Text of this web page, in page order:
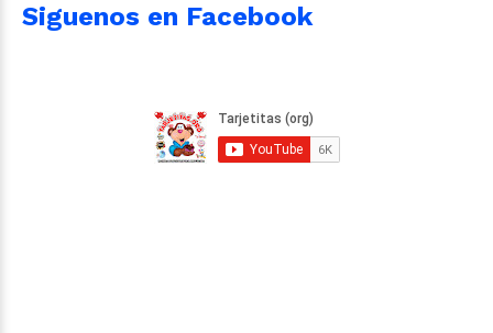
Siguenos en Facebook